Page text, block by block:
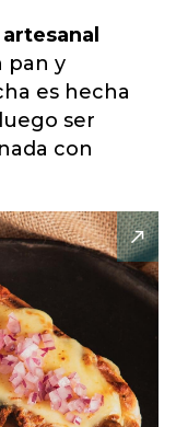
pan y
es hecha
ser
con